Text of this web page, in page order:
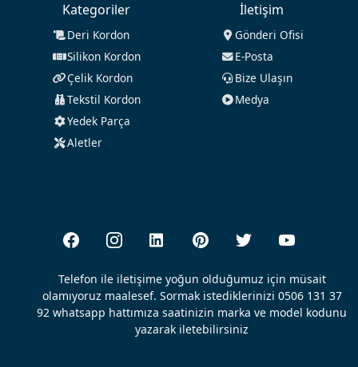
Kategoriler
Deri Kordon
Silikon Kordon
Çelik Kordon
Tekstil Kordon
Yedek Parça
Aletler
İletişim
Gönderi Ofisi
E-Posta
Bize Ulaşın
Medya
Telefon ile iletişime yoğun olduğumuz için müsait
olamıyoruz maalesef. Sormak istediklerinizi 0506 131 37
92 whatsapp hattımıza saatinizin marka ve model kodunu
yazarak iletebilirsiniz